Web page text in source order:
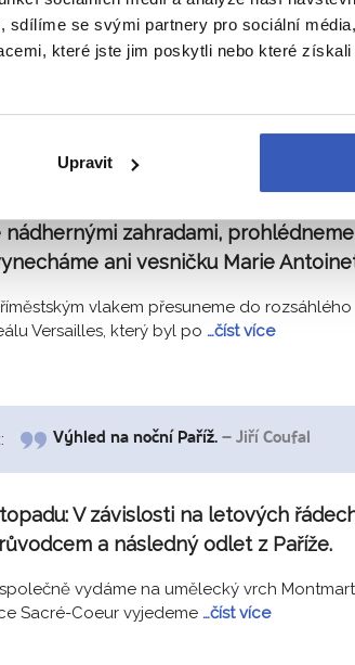
sdílíme se svými partnery pro sociální
které jste jim poskytli nebo které
Upravit
na prohlídku města. Den zahájíme
dominanty Paříže – Eiffelovy …číst více
nádhernými zahradami,
ani vesničku Marie
vlakem přesuneme do rozsáhlého
Versailles, který byl po …číst více
Výhled na noční Paříž. – Jiří Coufal
V závislosti na letových
a následný odlet z Paříže.
vydáme na umělecký vrch
Sacré-Coeur vyjedeme …číst více